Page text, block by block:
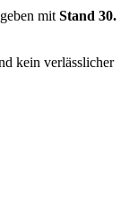
mitStand 30.
kein verlässlicher